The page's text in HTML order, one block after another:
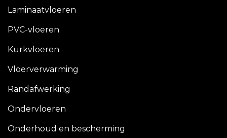
Laminaatvloeren
PVC-vloeren
Kurkvloeren
Vloerverwarming
Randafwerking
Ondervloeren
Onderhoud en bescherming